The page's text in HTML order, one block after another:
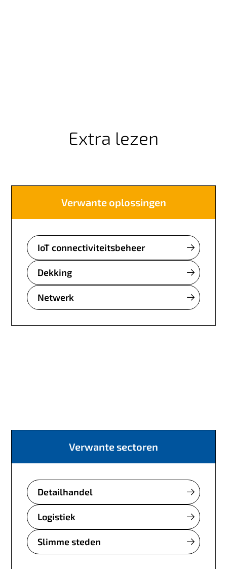
Extra lezen
Verwante oplossingen
IoT connectiviteitsbeheer
Dekking
Netwerk
Verwante sectoren
Detailhandel
Logistiek
Slimme steden